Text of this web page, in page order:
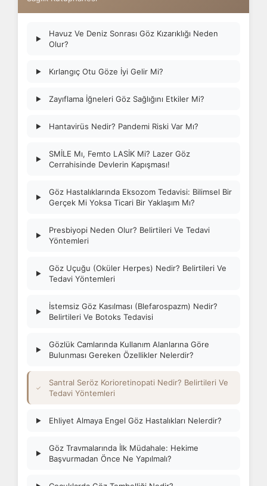
▶
Havuz Ve Deniz Sonrası Göz Kızarıklığı Neden
Olur?
▶ Kırlangıç Otu Göze İyi Gelir Mi?
▶ Zayıflama İğneleri Göz Sağlığını Etkiler Mi?
▶ Hantavirüs Nedir? Pandemi Riski Var Mı?
▶
SMİLE Mı, Femto LASİK Mi? Lazer Göz
Cerrahisinde Devlerin Kapışması!
▶
Göz Hastalıklarında Eksozom Tedavisi: Bilimsel Bir
Gerçek Mi Yoksa Ticari Bir Yaklaşım Mı?
▶
Presbiyopi Neden Olur? Belirtileri Ve Tedavi
Yöntemleri
▶
Göz Uçuğu (Oküler Herpes) Nedir? Belirtileri Ve
Tedavi Yöntemleri
▶
İstemsiz Göz Kasılması (Blefarospazm) Nedir?
Belirtileri Ve Botoks Tedavisi
▶
Gözlük Camlarında Kullanım Alanlarına Göre
Bulunması Gereken Özellikler Nelerdir?
✓
Santral Seröz Korioretinopati Nedir? Belirtileri Ve
Tedavi Yöntemleri
▶ Ehliyet Almaya Engel Göz Hastalıkları Nelerdir?
▶
Göz Travmalarında İlk Müdahale: Hekime
Başvurmadan Önce Ne Yapılmalı?